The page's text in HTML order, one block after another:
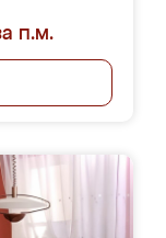
п.м.